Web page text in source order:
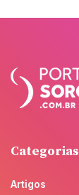
Categorias
Artigos